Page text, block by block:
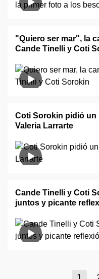
"Quiero ser mar", la
Cande Tinelli y Coti
Coti Sorokin pidió un
Valeria Larrarte
Cande Tinelli y Coti
juntos y picante